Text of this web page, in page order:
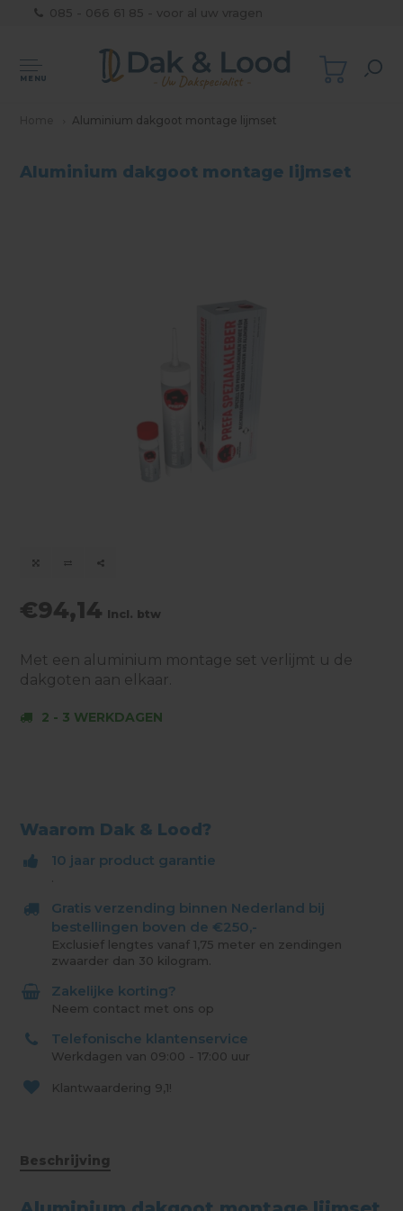
MENU
Aluminium dakgoot montage lijmset
Aluminium dakgoot montage lijmset
€94,14 Incl. btw
Met een aluminium montage set verlijmt u de
dakgoten aan elkaar.
2 - 3 WERKDAGEN
Waarom Dak & Lood?
10 jaar product garantie
.
Gratis verzending binnen Nederland bij
bestellingen boven de €250,-
Exclusief lengtes vanaf 1,75 meter en zendingen
zwaarder dan 30 kilogram.
Zakelijke korting?
Neem contact met ons op
Telefonische klantenservice
Werkdagen van 09:00 - 17:00 uur
Klantwaardering 9,1!
Beschrijving